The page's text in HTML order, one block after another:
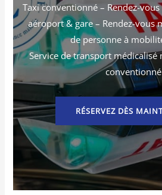
Taxi conventionné – Rendez-
aéroport & gare – Rendez-vous
de personne à
Service de transport médicalisé
conventionné
RÉSERVEZ DÈS